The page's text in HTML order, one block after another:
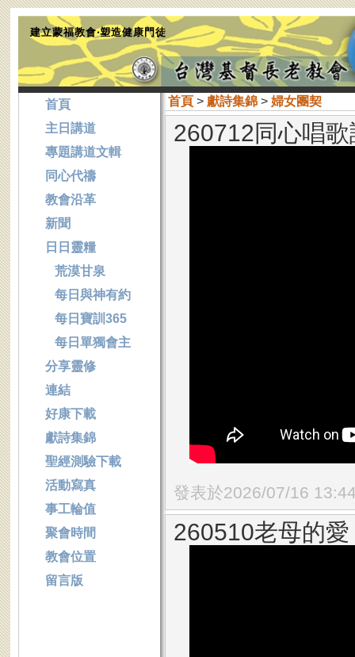
建立蒙福教會‧塑造健康門徒
首頁> 獻詩集錦> 婦女團契
260712同心唱
發表於2026/07/16
260510老母的愛
首頁
主日講道
專題講道文輯
同心代禱
教會沿革
新聞
日日靈糧
荒漠甘泉
每日與神有約
每日寶訓365
每日單獨會主
分享靈修
連結
好康下載
獻詩集錦
聖經測驗下載
活動寫真
事工輪值
聚會時間
教會位置
留言版